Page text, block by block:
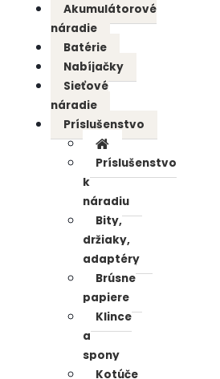
Akumulátorové
náradie
Batérie
Nabíjačky
Sieťové
náradie
Príslušenstvo
Príslušenstvo
k
náradiu
Bity,
držiaky,
adaptéry
Brúsne
papiere
Klince
a
spony
Kotúče